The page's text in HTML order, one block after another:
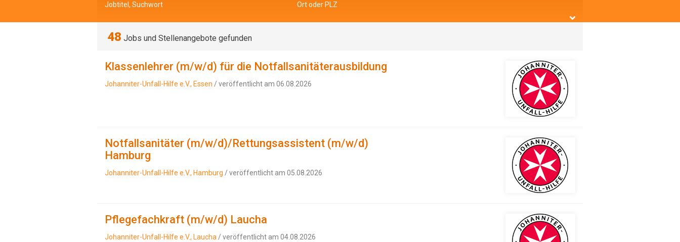
Jobtitel, Suchwort Ort oder PLZ
48 Jobs und Stellenangebote gefunden
Klassenlehrer (m/w/d) für die Notfallsanitäterausbildung
Johanniter-Unfall-Hilfe e.V., Essen / veröffentlicht am 06.08.2026
Notfallsanitäter (m/w/d)/Rettungsassistent (m/w/d)
Hamburg
Johanniter-Unfall-Hilfe e.V., Hamburg / veröffentlicht am 05.08.2026
Pflegefachkraft (m/w/d) Laucha
Johanniter-Unfall-Hilfe e.V., Laucha/ veröffentlicht am 04.08.2026